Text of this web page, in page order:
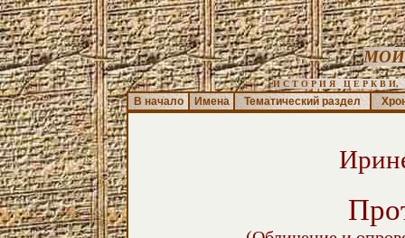
И С Т О Р И Я   Ц Е Р К В И,
В начало Имена Тематический раздел